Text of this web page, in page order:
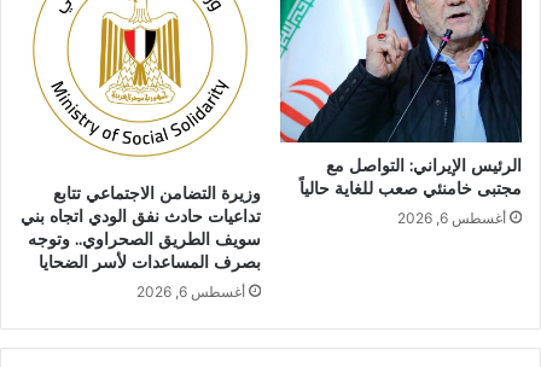
الرئيس الإيراني: التواصل مع
مجتبى خامنئي صعب للغاية حالياً
أغسطس 6, 2026
وزيرة التضامن الاجتماعي تتابع
تداعيات حادث نفق الودي اتجاه بني
سويف الطريق الصحراوي.. وتوجه
بصرف المساعدات لأسر الضحايا
أغسطس 6, 2026